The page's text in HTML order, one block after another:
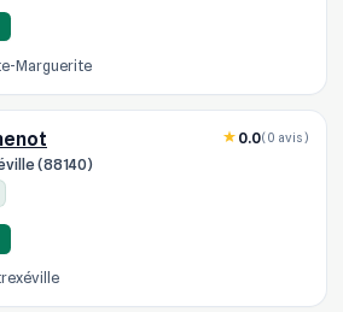
Marguerite
(88140)
0.0(0 avis)